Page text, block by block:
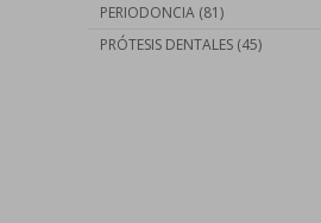
PERIODONCIA (81)
PRÓTESIS DENTALES (45)